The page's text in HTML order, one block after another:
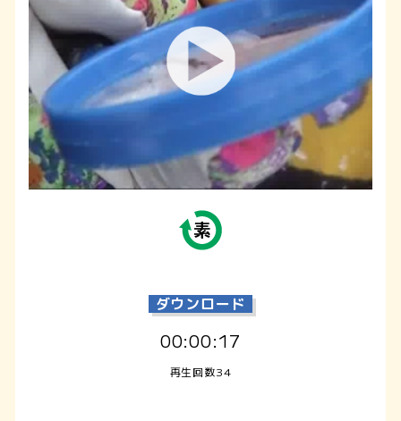
ダウンロード
00:00:17
再生回数34